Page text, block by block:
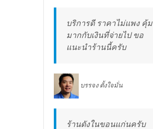
บริการดี ราคาไม่แพง คุ้ม
มากกับเงินที่จ่ายไป ขอ
แนะนำร้านนี้ครับ
บรรจง ตั้งใจมั่น
ร้านดังในขอนแก่นครับ